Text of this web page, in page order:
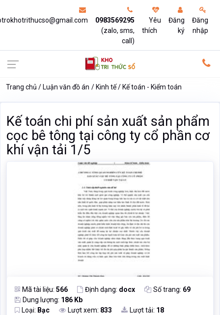
0983569295
(zalo, sms,
call)
Yêu
thích
Đăng
ký
Đăng
nhập
Trang chủ Luận văn đồ án Kinh tế Kế toán - Kiểm toán
Kế toán chi phí sản xuất sản phẩm
cọc bê tông tại công ty cổ phần cơ
khí vận tải 1/5
Mã tài liệu: 566 Định dạng: docx Số trang: 69
Dung lượng: 186 Kb
Loại: Bạc Lượt xem: 833 Lượt tải: 18